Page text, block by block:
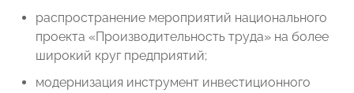
распространение мероприятий национального
проекта «Производительность труда» на более
широкий круг предприятий;
модернизация инструмент инвестиционного